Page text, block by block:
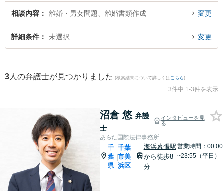
護士に相談したい』『離婚書類作成のトラブル解決の実績豊富な近くの弁護士
を検索したい』『初回相談無料で離婚書類作成を法律相談できる千葉市美浜区
内の弁護士に相談予約したい』などでお困りの相談者さんにおすすめです。
相談内容 離婚・男女問題、離婚書類作成 変更
詳細条件 未選択 変更
3 人の弁護士が見つかりました (検索結果について詳しくは こちら)
3件中 1-3件を表示
沼倉 悠 弁護
士
インタビューを見
る
あらた国際法律事務所
千
葉
県
|
千葉
市美
浜区
海浜幕張駅
から徒歩8
分
営業時間：00:00
~23:55（平日）